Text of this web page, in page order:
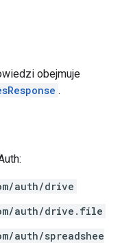
obejmuje
.
auth/drive
auth/drive.file
auth/spreadshee